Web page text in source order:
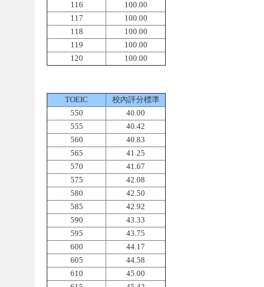
116
100.00
117
100.00
118
100.00
119
100.00
120
100.00
TOEIC
校內評分標準
550
40.00
555
40.42
560
40.83
565
41.25
570
41.67
575
42.08
580
42.50
585
42.92
590
43.33
595
43.75
600
44.17
605
44.58
610
45.00